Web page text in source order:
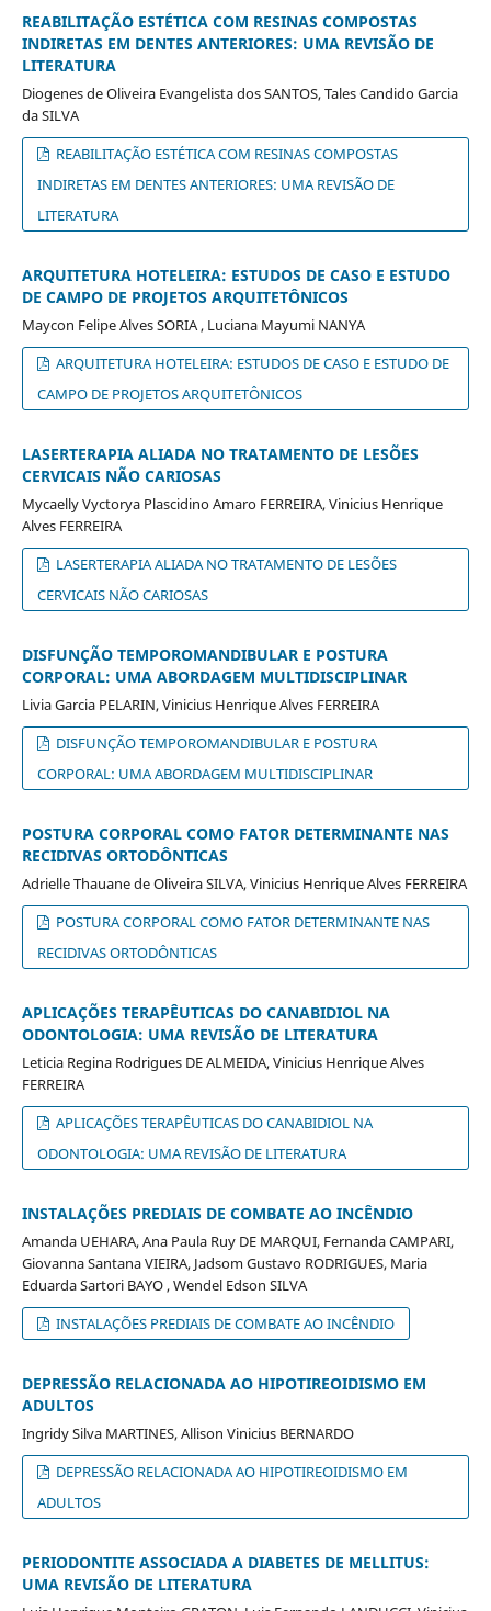
REABILITAÇÃO ESTÉTICA COM RESINAS COMPOSTAS
INDIRETAS EM DENTES ANTERIORES: UMA REVISÃO DE
LITERATURA
Diogenes de Oliveira Evangelista dos SANTOS, Tales Candido Garcia
da SILVA
REABILITAÇÃO ESTÉTICA COM RESINAS COMPOSTAS
INDIRETAS EM DENTES ANTERIORES: UMA REVISÃO DE
LITERATURA
ARQUITETURA HOTELEIRA: ESTUDOS DE CASO E ESTUDO
DE CAMPO DE PROJETOS ARQUITETÔNICOS
Maycon Felipe Alves SORIA , Luciana Mayumi NANYA
ARQUITETURA HOTELEIRA: ESTUDOS DE CASO E ESTUDO DE
CAMPO DE PROJETOS ARQUITETÔNICOS
LASERTERAPIA ALIADA NO TRATAMENTO DE LESÕES
CERVICAIS NÃO CARIOSAS
Mycaelly Vyctorya Plascidino Amaro FERREIRA, Vinicius Henrique
Alves FERREIRA
LASERTERAPIA ALIADA NO TRATAMENTO DE LESÕES
CERVICAIS NÃO CARIOSAS
DISFUNÇÃO TEMPOROMANDIBULAR E POSTURA
CORPORAL: UMA ABORDAGEM MULTIDISCIPLINAR
Livia Garcia PELARIN, Vinicius Henrique Alves FERREIRA
DISFUNÇÃO TEMPOROMANDIBULAR E POSTURA
CORPORAL: UMA ABORDAGEM MULTIDISCIPLINAR
POSTURA CORPORAL COMO FATOR DETERMINANTE NAS
RECIDIVAS ORTODÔNTICAS
Adrielle Thauane de Oliveira SILVA, Vinicius Henrique Alves FERREIRA
POSTURA CORPORAL COMO FATOR DETERMINANTE NAS
RECIDIVAS ORTODÔNTICAS
APLICAÇÕES TERAPÊUTICAS DO CANABIDIOL NA
ODONTOLOGIA: UMA REVISÃO DE LITERATURA
Leticia Regina Rodrigues DE ALMEIDA, Vinicius Henrique Alves
FERREIRA
APLICAÇÕES TERAPÊUTICAS DO CANABIDIOL NA
ODONTOLOGIA: UMA REVISÃO DE LITERATURA
INSTALAÇÕES PREDIAIS DE COMBATE AO INCÊNDIO
Amanda UEHARA, Ana Paula Ruy DE MARQUI, Fernanda CAMPARI,
Giovanna Santana VIEIRA, Jadsom Gustavo RODRIGUES, Maria
Eduarda Sartori BAYO , Wendel Edson SILVA
INSTALAÇÕES PREDIAIS DE COMBATE AO INCÊNDIO
DEPRESSÃO RELACIONADA AO HIPOTIREOIDISMO EM
ADULTOS
Ingridy Silva MARTINES, Allison Vinicius BERNARDO
DEPRESSÃO RELACIONADA AO HIPOTIREOIDISMO EM
ADULTOS
PERIODONTITE ASSOCIADA A DIABETES DE MELLITUS:
UMA REVISÃO DE LITERATURA